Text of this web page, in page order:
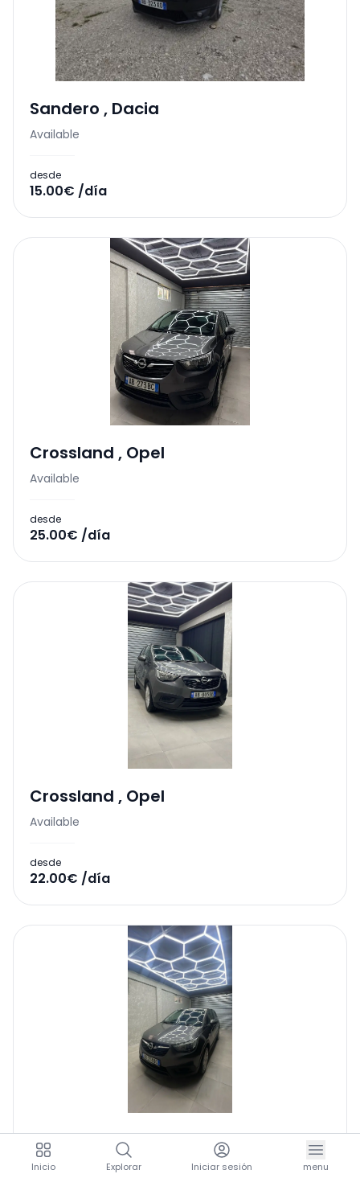
Sandero , Dacia
Available
desde
15.00€ /día
Crossland , Opel
Available
desde
25.00€ /día
Crossland , Opel
Available
desde
22.00€ /día
Crossland,Opel
Available
Inicio Explorar Iniciar sesión menu